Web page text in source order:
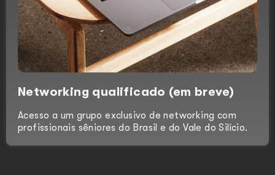
Networking qualificado (em breve)
Acesso a um grupo exclusivo de networking com
profissionais sêniores do Brasil e do Vale do Silício.